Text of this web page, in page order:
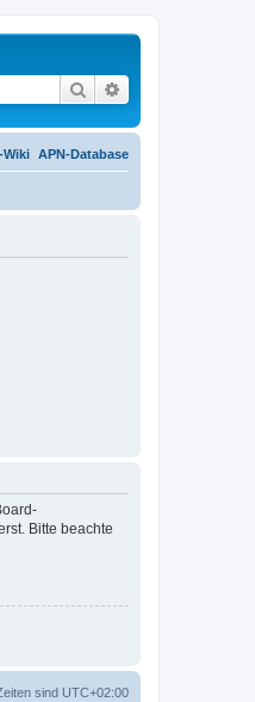
Suche
APN-Database
Wiki
Bitte beachte
sind UTC+02:00